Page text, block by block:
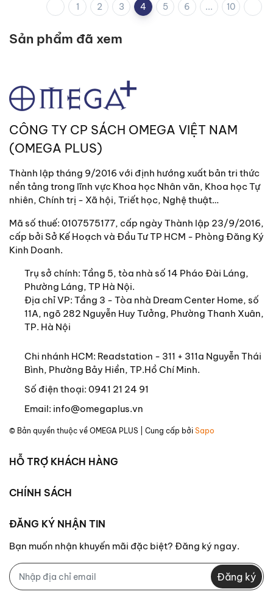
1 2 3 4 5 6 ... 10
Sản phẩm đã xem
CÔNG TY CP SÁCH OMEGA VIỆT NAM
(OMEGA PLUS)
Thành lập tháng 9/2016 với định hướng xuất bản tri thức
nền tảng trong lĩnh vực Khoa học Nhân văn, Khoa học Tự
nhiên, Chính trị - Xã hội, Triết học, Nghệ thuật…
Mã số thuế: 0107575177, cấp ngày Thành lập 23/9/2016,
cấp bởi Sở Kế Hoạch và Đầu Tư TP HCM - Phòng Đăng Ký
Kinh Doanh.
Trụ sở chính: Tầng 5, tòa nhà số 14 Pháo Đài Láng,
Phường Láng, TP Hà Nội.
Địa chỉ VP: Tầng 3 - Tòa nhà Dream Center Home, số
11A, ngõ 282 Nguyễn Huy Tưởng, Phường Thanh Xuân,
TP. Hà Nội
Chi nhánh HCM: Readstation - 311 + 311a Nguyễn Thái
Bình, Phường Bảy Hiền, TP.Hồ Chí Minh.
Số điện thoại: 0941 21 24 91
Email: info@omegaplus.vn
© Bản quyền thuộc về OMEGA PLUS | Cung cấp bởi Sapo
HỖ TRỢ KHÁCH HÀNG
CHÍNH SÁCH
ĐĂNG KÝ NHẬN TIN
Bạn muốn nhận khuyến mãi đặc biệt? Đăng ký ngay.
Đăng ký